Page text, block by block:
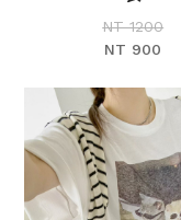
NT 1200
NT 900